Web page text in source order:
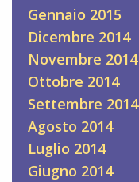
Gennaio 2015
Dicembre 2014
Novembre 2014
Ottobre 2014
Settembre 2014
Agosto 2014
Luglio 2014
Giugno 2014